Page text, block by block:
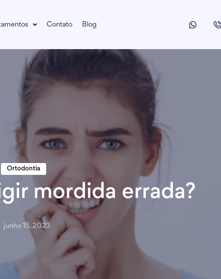
Contato Blog
Ortodontia
mordida errada?
junho 15, 2023